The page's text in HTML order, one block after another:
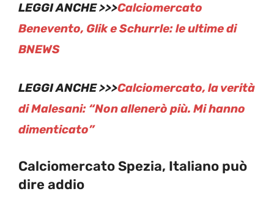
LEGGI ANCHE >>>Calciomercato
Benevento, Glik e Schurrle: le ultime di
BNEWS
LEGGI ANCHE >>>Calciomercato, la verità
di Malesani: “Non allenerò più. Mi hanno
dimenticato”
Calciomercato Spezia, Italiano può
dire addio